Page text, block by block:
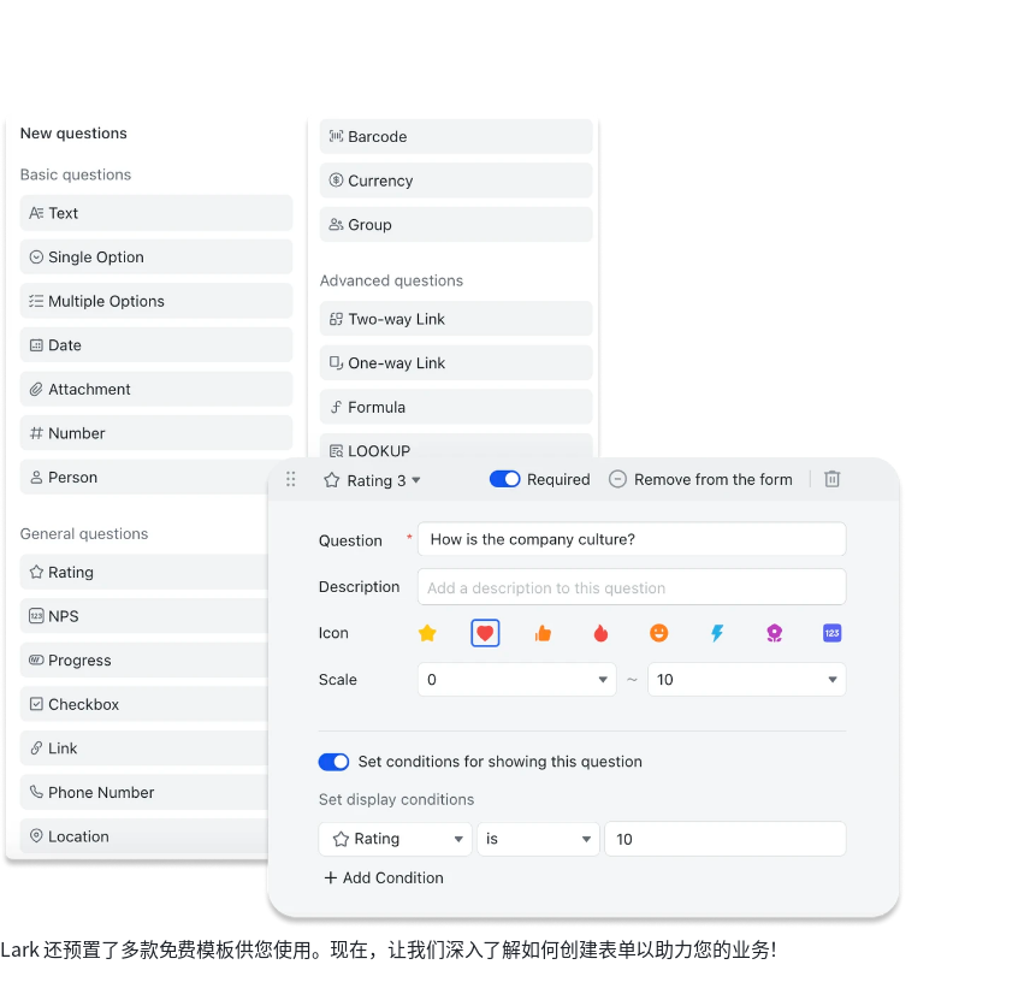
Lark 还预置了多款免费模板供您使用。现在，让我们深入了解如何创建表单以助力您的业务！